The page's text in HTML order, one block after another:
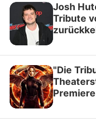
Josh
Tribute
"Die
Premiere